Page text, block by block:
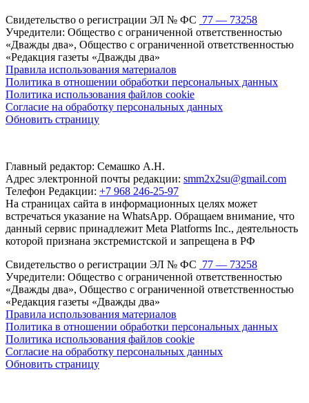
Свидетельство о регистрации ЭЛ № ФС 77 — 73258
Учредители: Общество с ограниченной ответственностью
«Дважды два», Общество с ограниченной ответственностью
«Редакция газеты «Дважды два»
Правила использования материалов
Политика в отношении обработки персональных данных
Политика использования файлов cookie
Согласие на обработку персональных данных
Обновить страницу
Главный редактор: Семашко А.Н.
Адрес электронной почты редакции: smm2x2su@gmail.com
Телефон Редакции: +7 968 246-25-97
На страницах сайта в информационных целях может
встречаться указание на WhatsApp. Обращаем внимание, что
данный сервис принадлежит Meta Platforms Inc., деятельность
которой признана экстремистской и запрещена в РФ
Свидетельство о регистрации ЭЛ № ФС 77 — 73258
Учредители: Общество с ограниченной ответственностью
«Дважды два», Общество с ограниченной ответственностью
«Редакция газеты «Дважды два»
Правила использования материалов
Политика в отношении обработки персональных данных
Политика использования файлов cookie
Согласие на обработку персональных данных
Обновить страницу